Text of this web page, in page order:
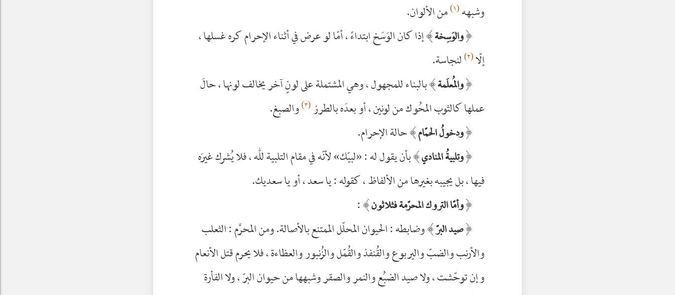
وشبهه(١) من الألوان.
﴿والوَسِخة﴾إذا كان الوَسَخ ابتداءً ، أمّا لو عرض في أثناء الإحرام كره غسلها ،
إلّا(٢) لنجاسة.
﴿والمُعلَمة﴾بالبناء للمجهول ، وهي المشتملة على لونٍ آخر يخالف لونها ، حالَ
عملها كالثوب المحُوك من لونين ، أو بعدَه بالطرز(٣) والصبغ.
﴿ودخولُ الحمّام﴾حالة الإحرام.
﴿وتلبيةُ المنادي﴾بأن يقول له : «لبيّك» لأنّه في مقام التلبية للّٰه ، فلا يُشرك غيرَه
فيها ، بل يجيبه بغيرها من الألفاظ ، كقوله : يا سعد ، أو يا سعديك.
﴿وأمّا التروك المحرّمة فثلاثون﴾:
﴿صيد البرّ﴾وضابطه : الحيوان المحلّل الممتنع بالأصالة. ومن المحرَّم : الثعلب
والأرنب والضبّ واليربوع والقُنفذ والقُمّل والزُنبور والعظاءة ، فلا يحرم قتل الأنعام
وإن توحّشت ، ولا صيد الضبُع والنمر والصقر وشبهها من حيوان البرّ ، ولا الفأرة